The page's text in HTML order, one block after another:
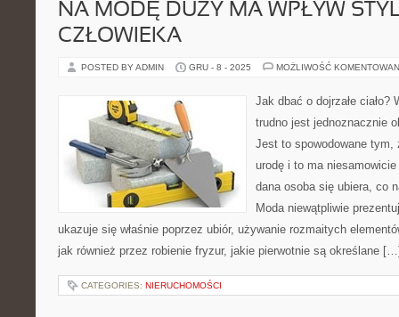
NA MODĘ DUŻY MA WPŁYW
CZŁOWIEKA
POSTED BY ADMIN GRU - 8 - 2025 MOŻLIWOŚĆ
Jak dbać o dojrzałe
trudno jest jednoznacznie
Jest to spowodowane
urodę i to ma
dana osoba się ubiera, co
Moda niewątpliwie
ukazuje się właśnie poprzez ubiór, używanie rozmaitych
jak również przez robienie fryzur, jakie pierwotnie są określane
CATEGORIES: NIERUCHOMOŚCI